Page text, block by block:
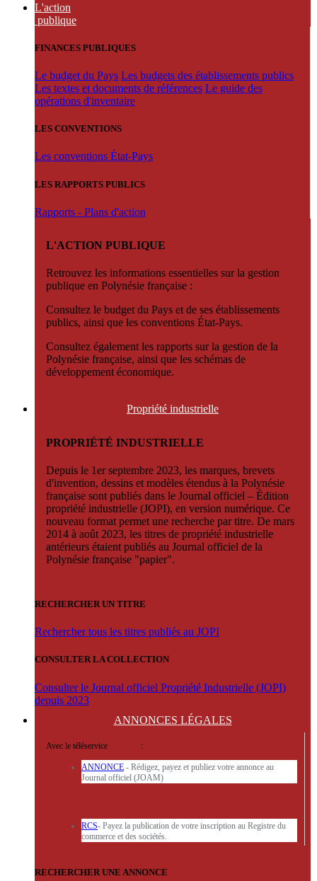
L'action
publique
FINANCES PUBLIQUES
Le budget du Pays Les budgets des établissements publics
Les textes et documents de références Le guide des
opérations d'inventaire
LES CONVENTIONS
Les conventions État-Pays
LES RAPPORTS PUBLICS
Rapports - Plans d'action
L'ACTION PUBLIQUE
Retrouvez les informations essentielles sur la gestion
publique en Polynésie française :
Consultez le budget du Pays et de ses établissements
publics, ainsi que les conventions État-Pays.
Consultez également les rapports sur la gestion de la
Polynésie française, ainsi que les schémas de
développement économique.
Propriété industrielle
PROPRIÉTÉ INDUSTRIELLE
Depuis le 1er septembre 2023, les marques, brevets
d'invention, dessins et modèles étendus à la Polynésie
française sont publiés dans le Journal officiel – Édition
propriété industrielle (JOPI), en version numérique. Ce
nouveau format permet une recherche par titre. De mars
2014 à août 2023, les titres de propriété industrielle
antérieurs étaient publiés au Journal officiel de la
Polynésie française "papier".
RECHERCHER UN TITRE
Rechercher tous les titres publiés au JOPI
CONSULTER LA COLLECTION
Consulter le Journal officiel Propriété Industrielle (JOPI)
depuis 2023
ANNONCES LÉGALES
Avec le téléservice :
ANNONCE - Rédigez, payez et publiez votre annonce au
Journal officiel (JOAM)
RCS- Payez la publication de votre inscription au Registre du
commerce et des sociétés.
RECHERCHER UNE ANNONCE